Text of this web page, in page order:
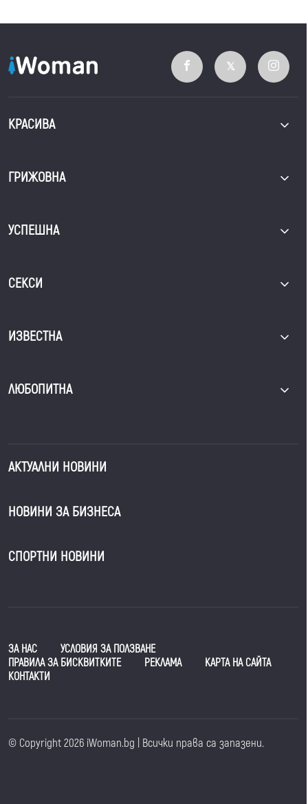
КРАСИВА
ГРИЖОВНА
УСПЕШНА
СЕКСИ
ИЗВЕСТНА
ЛЮБОПИТНА
АКТУАЛНИ НОВИНИ
НОВИНИ ЗА БИЗНЕСА
СПОРТНИ НОВИНИ
ЗА НАС
УСЛОВИЯ ЗА ПОЛЗВАНЕ
ПРАВИЛА ЗА БИСКВИТКИТЕ
РЕКЛАМА
КАРТА НА САЙТА
КОНТАКТИ
© Copyright 2026 iWoman.bg | Всички права са запазени.